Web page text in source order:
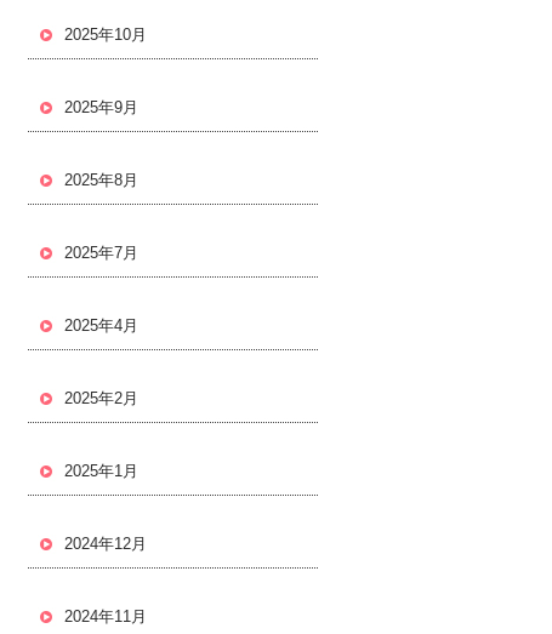
2025年10月
2025年9月
2025年8月
2025年7月
2025年4月
2025年2月
2025年1月
2024年12月
2024年11月